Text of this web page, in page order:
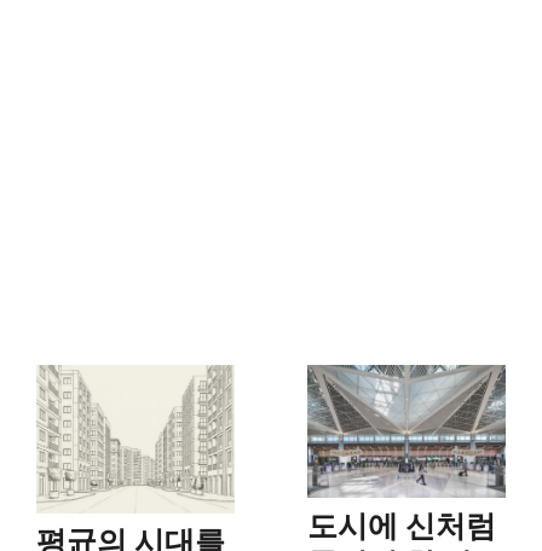
평균의 시대를
도시에 신처럼